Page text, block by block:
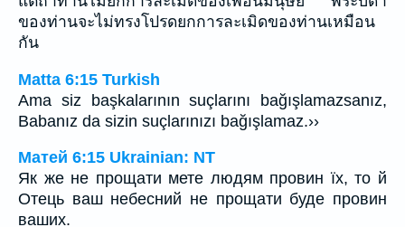
ของท่านจะไม่ทรงโปรดยกการละเมิดของท่านเหมือน
กัน
Matta 6:15 Turkish
Ama siz başkalarının suçlarını bağışlamazsanız,
Babanız da sizin suçlarınızı bağışlamaz.››
Матей 6:15 Ukrainian: NT
Як же не прощати мете людям провин їх, то й
Отець ваш небесний не прощати буде провин
ваших.